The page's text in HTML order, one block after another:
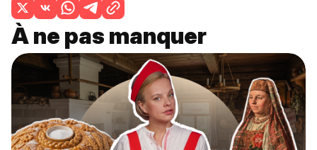
À ne pas manquer